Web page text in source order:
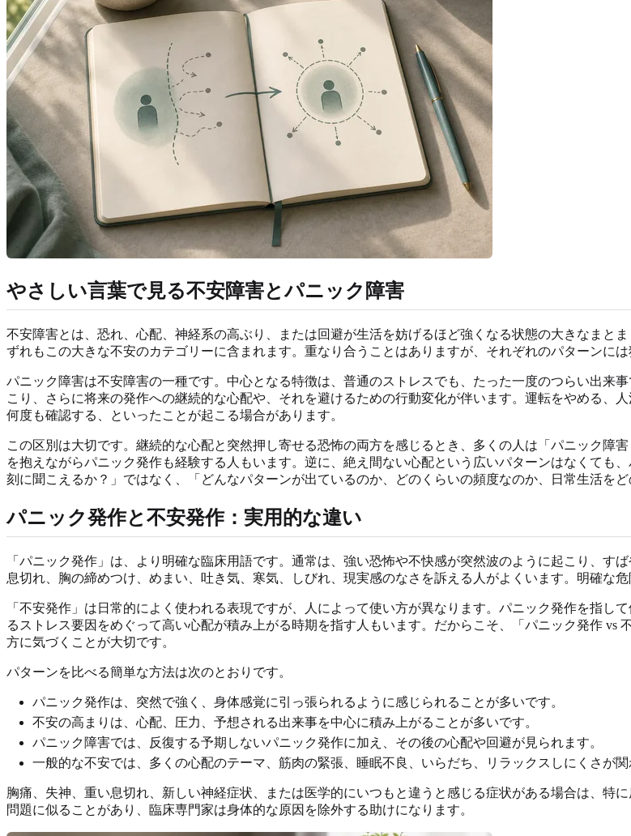
やさしい言葉で見る不安障害とパニック障害
不安障害とは、恐れ、心配、神経系の高ぶり、または回避が生活を妨げるほど強くなる状態の大きなまと
ずれもこの大きな不安のカテゴリーに含まれます。重なり合うことはありますが、それぞれのパターンには
パニック障害は不安障害の一種です。中心となる特徴は、普通のストレスでも、たった一度のつらい出来
こり、さらに将来の発作への継続的な心配や、それを避けるための行動変化が伴います。運転をやめる、
何度も確認する、といったことが起こる場合があります。
この区別は大切です。継続的な心配と突然押し寄せる恐怖の両方を感じるとき、多くの人は「パニック障
を抱えながらパニック発作も経験する人もいます。逆に、絶え間ない心配という広いパターンはなくても
刻に聞こえるか？」ではなく、「どんなパターンが出ているのか、どのくらいの頻度なのか、日常生活をど
パニック発作と不安発作：実用的な違い
「パニック発作」は、より明確な臨床用語です。通常は、強い恐怖や不快感が突然波のように起こり、す
息切れ、胸の締めつけ、めまい、吐き気、寒気、しびれ、現実感のなさを訴える人がよくいます。明確な
「不安発作」は日常的によく使われる表現ですが、人によって使い方が異なります。パニック発作を指
るストレス要因をめぐって高い心配が積み上がる時期を指す人もいます。だからこそ、「パニック発作
方に気づくことが大切です。
パターンを比べる簡単な方法は次のとおりです。
パニック発作は、突然で強く、身体感覚に引っ張られるように感じられることが多いです。
不安の高まりは、心配、圧力、予想される出来事を中心に積み上がることが多いです。
パニック障害では、反復する予期しないパニック発作に加え、その後の心配や回避が見られます。
一般的な不安では、多くの心配のテーマ、筋肉の緊張、睡眠不良、いらだち、リラックスしにくさが関
胸痛、失神、重い息切れ、新しい神経症状、または医学的にいつもと違うと感じる症状がある場合は、特
問題に似ることがあり、臨床専門家は身体的な原因を除外する助けになります。